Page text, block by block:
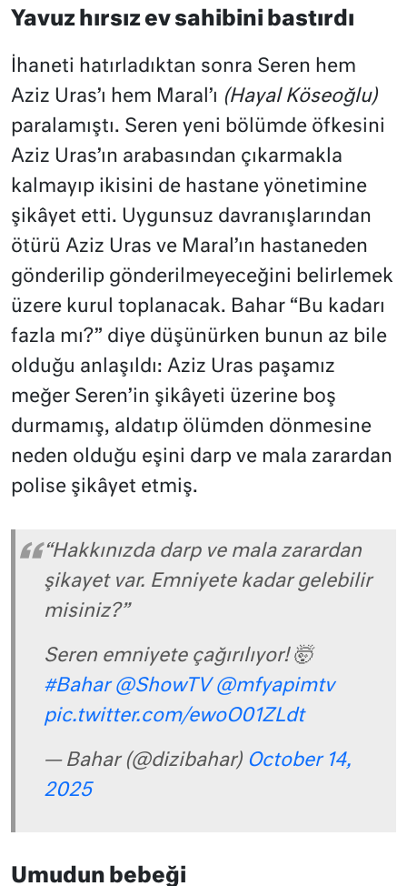
Yavuz hırsız ev sahibini bastırdı
İhaneti hatırladıktan sonra Seren hem
Aziz Uras’ı hem Maral’ı (Hayal Köseoğlu)
paralamıştı. Seren yeni bölümde öfkesini
Aziz Uras’ın arabasından çıkarmakla
kalmayıp ikisini de hastane yönetimine
şikâyet etti. Uygunsuz davranışlarından
ötürü Aziz Uras ve Maral’ın hastaneden
gönderilip gönderilmeyeceğini belirlemek
üzere kurul toplanacak. Bahar “Bu kadarı
fazla mı?” diye düşünürken bunun az bile
olduğu anlaşıldı: Aziz Uras paşamız
meğer Seren’in şikâyeti üzerine boş
durmamış, aldatıp ölümden dönmesine
neden olduğu eşini darp ve mala zarardan
polise şikâyet etmiş.
“Hakkınızda darp ve mala zarardan
şikayet var. Emniyete kadar gelebilir
misiniz?”
Seren emniyete çağırılıyor! 🤯
#Bahar @ShowTV @mfyapimtv
pic.twitter.com/ewoO01ZLdt
— Bahar (@dizibahar) October 14,
2025
Umudun bebeği